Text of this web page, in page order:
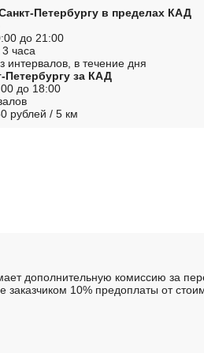
Петербургу в пределах КАД
до 21:00
часа
интервалов, в течение дня
Петербургу за КАД
до 18:00
рублей / 5 км
дополнительную комиссию за
10% предоплаты от